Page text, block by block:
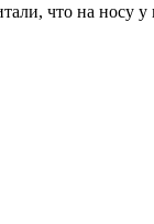
что на носу у